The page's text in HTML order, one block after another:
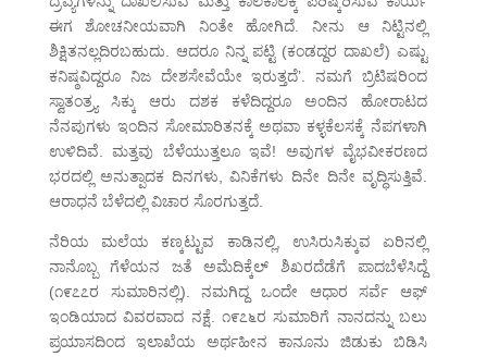
ಈಗ ಶೋಚನೀಯವಾಗಿ ನಿಂತೇ ಹೋಗಿದೆ. ನೀನು ಆ ನಿಟ್ಟಿನಲ್ಲಿ
ಶಿಕ್ಷಿತನಲ್ಲದಿರಬಹುದು. ಆದರೂ ನಿನ್ನ ಪಟ್ಟಿ (ಕಂಡದ್ದರ ದಾಖಲೆ) ಎಷ್ಟು
ಕನಿಷ್ಠವಿದ್ದರೂ ನಿಜ ದೇಶಸೇವೆಯೇ ಇರುತ್ತದೆ’. ನಮಗೆ ಬ್ರಿಟಿಷರಿಂದ
ಸ್ವಾತಂತ್ರ್ಯ ಸಿಕ್ಕು ಆರು ದಶಕ ಕಳೆದಿದ್ದರೂ ಅಂದಿನ ಹೋರಾಟದ
ನೆನಪುಗಳು ಇಂದಿನ ಸೋಮಾರಿತನಕ್ಕೆ ಅಥವಾ ಕಳ್ಳಕೆಲಸಕ್ಕೆ ನೆಪಗಳಾಗಿ
ಉಳಿದಿವೆ. ಮತ್ತವು ಬೆಳೆಯುತ್ತಲೂ ಇವೆ! ಅವುಗಳ ವೈಭವೀಕರಣದ
ಭರದಲ್ಲಿ ಅನುತ್ಪಾದಕ ದಿನಗಳು, ವಿನಿಕೆಗಳು ದಿನೇ ದಿನೇ ವೃದ್ಧಿಸುತ್ತಿವೆ.
ಆರಾಧನೆ ಬೆಳೆದಲ್ಲಿ ವಿಚಾರ ಸೊರಗುತ್ತದೆ.
ನೆರಿಯ ಮಲೆಯ ಕಣ್ಕಟ್ಟುವ ಕಾಡಿನಲ್ಲಿ, ಉಸಿರುಸಿಕ್ಕುವ ಏರಿನಲ್ಲಿ
ನಾನೊಬ್ಬ ಗೆಳೆಯನ ಜತೆ ಅಮೆದಿಕ್ಕೆಲ್ ಶಿಖರದೆಡೆಗೆ ಪಾದಬೆಳೆಸಿದ್ದೆ
(೧೯೭೭ರ ಸುಮಾರಿನಲ್ಲಿ). ನಮಗಿದ್ದ ಒಂದೇ ಆಧಾರ ಸರ್ವೆ ಆಫ್
ಇಂಡಿಯಾದ ವಿವರವಾದ ನಕ್ಷೆ. ೧೯೭೬ರ ಸುಮಾರಿಗೆ ನಾನದನ್ನು ಬಲು
ಪ್ರಯಾಸದಿಂದ ಇಲಾಖೆಯ ಅರ್ಥಹೀನ ಕಾನೂನು ಜಿಡುಕು ಬಿಡಿಸಿ